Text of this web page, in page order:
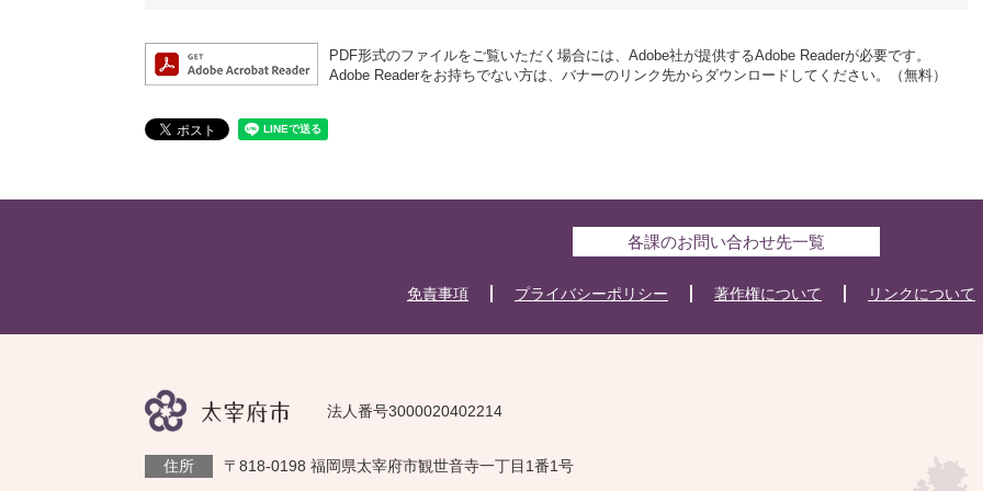
PDF形式のファイルをご覧いただく場合には、Adobe社が提供するAdobe Readerが必要です。
Adobe Readerをお持ちでない方は、バナーのリンク先からダウンロードしてください。（無料）
各課のお問い合わせ先一覧
免責事項 プライバシーポリシー 著作権について リンクについて
法人番号3000020402214
住所 〒818-0198 福岡県太宰府市観世音寺一丁目1番1号